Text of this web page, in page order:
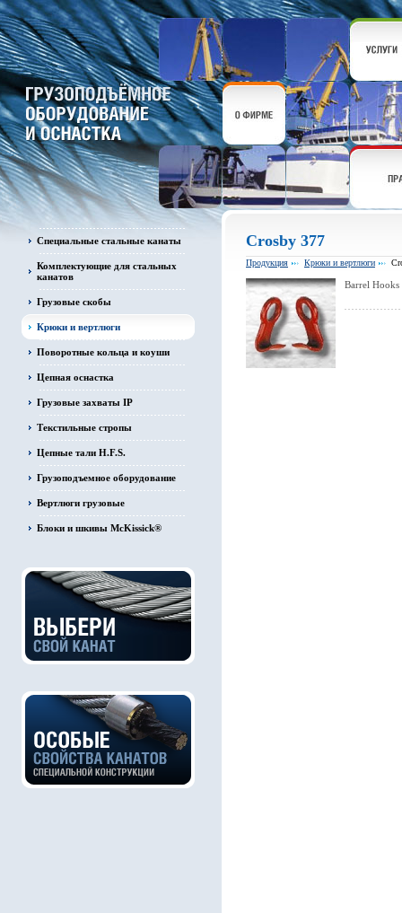
Специальные стальные канаты
Комплектующие для стальных
канатов
Грузовые скобы
Крюки и вертлюги
Поворотные кольца и коуши
Цепная оснастка
Грузовые захваты IP
Текстильные стропы
Цепные тали H.F.S.
Грузоподъемное оборудование
Вертлюги грузовые
Блоки и шкивы McKissick®
Crosby 377
Продукция Крюки и вертлюги
Barrel Hooks